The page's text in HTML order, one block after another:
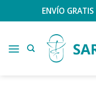
ENVÍO GRATIS